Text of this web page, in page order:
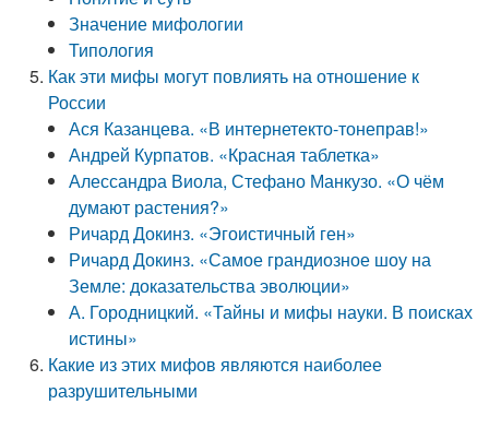
Значение мифологии
Типология
Как эти мифы могут повлиять на отношение к
России
Ася Казанцева. «В интернетекто-тонеправ!»
Андрей Курпатов. «Красная таблетка»
Алессандра Виола, Стефано Манкузо. «О чём
думают растения?»
Ричард Докинз. «Эгоистичный ген»
Ричард Докинз. «Самое грандиозное шоу на
Земле: доказательства эволюции»
А. Городницкий. «Тайны и мифы науки. В поисках
истины»
Какие из этих мифов являются наиболее
разрушительными